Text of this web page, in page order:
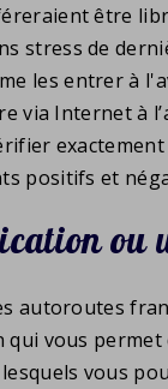
être
stress de
les entrer à
via Internet à
positifs et
ou
autoroutes
qui vous
vous